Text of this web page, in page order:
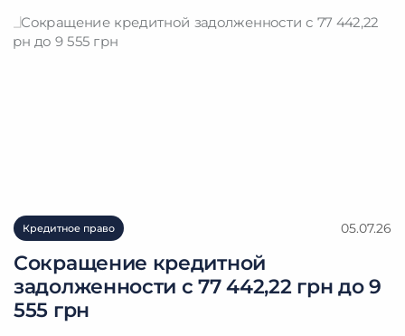
Кредитное право 05.07.26
Сокращение кредитной
задолженности с 77 442,22 грн до 9
555 грн